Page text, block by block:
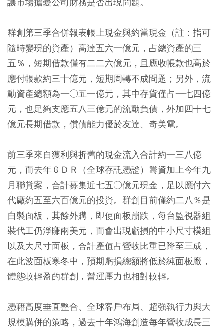
群創第三季合併報表帳上現金與約當現金（註：指可
隨時變現的資產）高達五六一億元，占總資產的三
五％，短期借款僅有二二六億元，且應收帳款也高於
應付帳款約三十億元，短期周轉不成問題；另外，流
動資產總額為一○五一億元，其中存貨僅占一七四億
元，也足夠支應五八三億元的流動負債，外加四十七
億元長期借款，償債能力優於友達、奇美電。
前三季來自獲利與折舊的現金流入合計約一三八億
元，而去年ＧＤＲ（全球存託憑證）籌資加上今年九
月聯貸案，合計募集近七五○億元現金，足以應付六
代廠約五至六百億元的投資。群創目前僅約二八％是
自製面板，其餘外購，即使面板崩跌，每台監視器組
裝代工仍淨賺兩美元，而會出現虧損的中小尺寸模組
以及大尺寸面板，合計產值占營收比重已降至三成，
在此波面板寒冬中，預期虧損總額將低於純面板廠，
體態較輕盈的群創，營運壓力也相對較輕。
憑藉高度垂直整合、全球客戶布局、超強執行力與大
規模購併的策略，過去十年鴻海創造每年營收成長三